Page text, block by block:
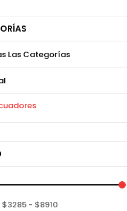
Las Categorías
$3285 - $8910